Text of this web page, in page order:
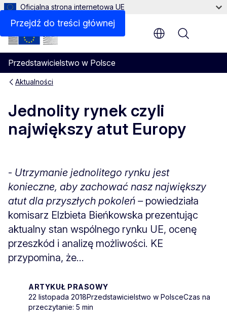
Przejdź do treści głównej
Oficjalna strona internetowa UE
Przedstawicielstwo w Polsce
Menu
Aktualności
Jednolity rynek czyli
największy atut Europy
- Utrzymanie jednolitego rynku jest
konieczne, aby zachować nasz największy
atut dla przyszłych pokoleń – powiedziała
komisarz Elzbieta Bieńkowska prezentując
aktualny stan wspólnego rynku UE, ocenę
przeszkód i analizę możliwości. KE
przypomina, że...
ARTYKUŁ PRASOWY
22 listopada 2018Przedstawicielstwo w PolsceCzas na
przeczytanie: 5 min